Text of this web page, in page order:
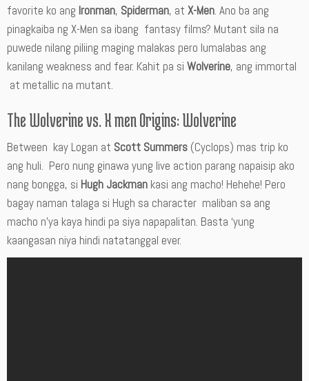
favorite ko ang Ironman, Spiderman, at X-Men. Ano ba ang
pinagkaiba ng X-Men sa ibang fantasy films? Mutant sila na
puwede nilang piliing maging malakas pero lumalabas ang
kanilang weakness and fear. Kahit pa si Wolverine, ang immortal
at metallic na mutant.
The Wolverine vs. X men Origins: Wolverine
Between kay Logan at Scott Summers (Cyclops) mas trip ko
ang huli. Pero nung ginawa yung live action parang napaisip ako
nang bongga, si Hugh Jackman kasi ang macho! Hehehe! Pero
bagay naman talaga si Hugh sa character maliban sa ang
macho n’ya kaya hindi pa siya napapalitan. Basta ‘yung
kaangasan niya hindi natatanggal ever.